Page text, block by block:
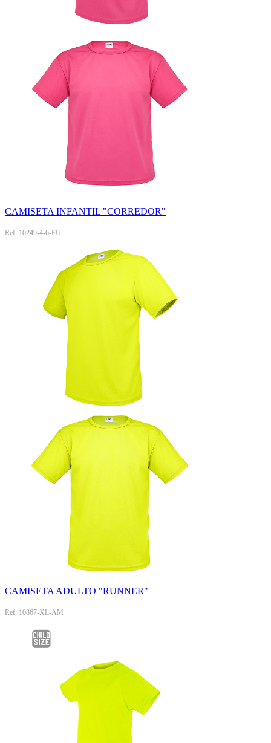
CAMISETA INFANTIL "CORREDOR"
Ref: 10249-4-6-FU
CAMISETA ADULTO "RUNNER"
Ref: 10867-XL-AM